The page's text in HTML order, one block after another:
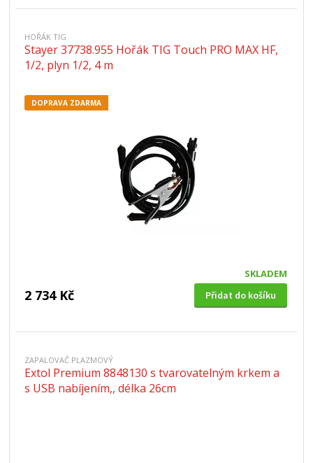
HOŘÁK TIG
Stayer 37738.955 Hořák TIG Touch PRO MAX HF,
1/2, plyn 1/2, 4 m
DOPRAVA ZDARMA
SKLADEM
2 734 Kč Přidat do košíku
ZAPALOVAČ PLAZMOVÝ
Extol Premium 8848130 s tvarovatelným krkem a
s USB nabíjením,, délka 26cm